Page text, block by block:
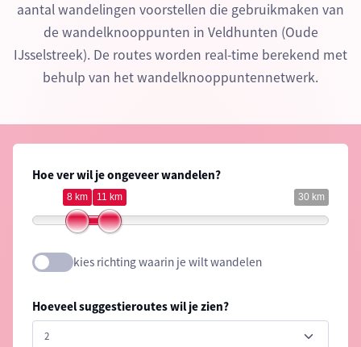
aantal wandelingen voorstellen die gebruikmaken van
de wandelknooppunten in Veldhunten (Oude
IJsselstreek). De routes worden real-time berekend met
behulp van het wandelknooppuntennetwerk.
Hoe ver wil je ongeveer wandelen?
30 km
8 km 11 km
kies richting waarin je wilt wandelen
Hoeveel suggestieroutes wil je zien?